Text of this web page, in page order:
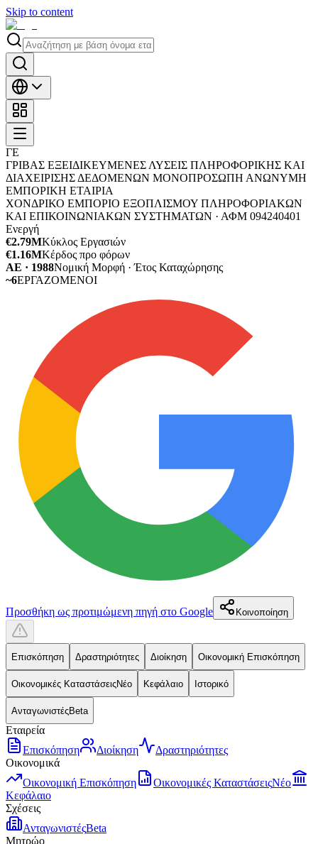
Skip to content
ΓΕ
ΓΡΙΒΑΣ ΕΞΕΙΔΙΚΕΥΜΕΝΕΣ ΛΥΣΕΙΣ ΠΛΗΡΟΦΟΡΙΚΗΣ ΚΑΙ
ΔΙΑΧΕΙΡΙΣΗΣ ΔΕΔΟΜΕΝΩΝ ΜΟΝΟΠΡΟΣΩΠΗ ΑΝΩΝΥΜΗ
ΕΜΠΟΡΙΚΗ ΕΤΑΙΡΙΑ
ΧΟΝΔΡΙΚΟ ΕΜΠΟΡΙΟ ΕΞΟΠΛΙΣΜΟΥ ΠΛΗΡΟΦΟΡΙΑΚΩΝ
ΚΑΙ ΕΠΙΚΟΙΝΩΝΙΑΚΩΝ ΣΥΣΤΗΜΑΤΩΝ · ΑΦΜ 094240401
Ενεργή
€2.79MΚύκλος Εργασιών
€1.16MΚέρδος προ φόρων
ΑΕ · 1988Νομική Μορφή · Έτος Καταχώρησης
~6ΕΡΓΑΖΟΜΕΝΟΙ
Προσθήκη ως προτιμώμενη πηγή στο Google Κοινοποίηση
Επισκόπηση Δραστηριότητες Διοίκηση Οικονομική Επισκόπηση
Οικονομικές ΚαταστάσειςΝέο Κεφάλαιο Ιστορικό
ΑνταγωνιστέςBeta
Εταιρεία
Επισκόπηση
Διοίκηση
Δραστηριότητες
Οικονομικά
Οικονομική Επισκόπηση
Οικονομικές ΚαταστάσειςΝέο
Κεφάλαιο
Σχέσεις
ΑνταγωνιστέςBeta
Μητρώο